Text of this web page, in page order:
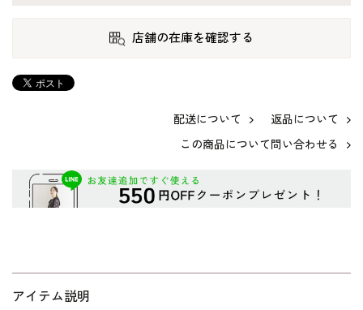
店舗の在庫を確認する
配送について
返品について
この商品について問い合わせる
アイテム説明